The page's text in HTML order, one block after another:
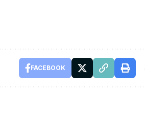
FACEBOOK